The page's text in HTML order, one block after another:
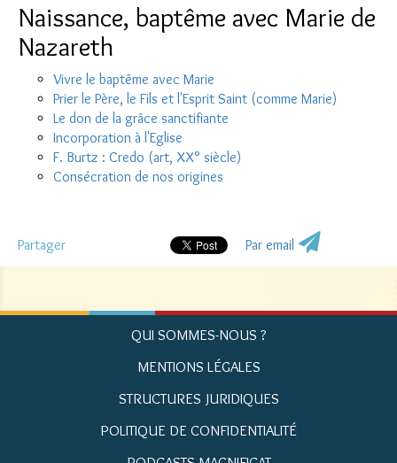
Naissance, baptême avec Marie de
Nazareth
Vivre le baptême avec Marie
Prier le Père, le Fils et l'Esprit Saint (comme Marie)
Le don de la grâce sanctifiante
Incorporation à l'Eglise
F. Burtz : Credo (art, XX° siècle)
Consécration de nos origines
Partager Par email
QUI SOMMES-NOUS ?
MENTIONS LÉGALES
STRUCTURES JURIDIQUES
POLITIQUE DE CONFIDENTIALITÉ